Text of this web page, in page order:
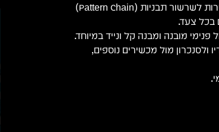
סיקוונסר 16 צעדים, אפשרות לשרשור תבניות (Pattern Chain)
3.5 מ"מ לאודיו ולסנכרון מול מכשירים נוספים,